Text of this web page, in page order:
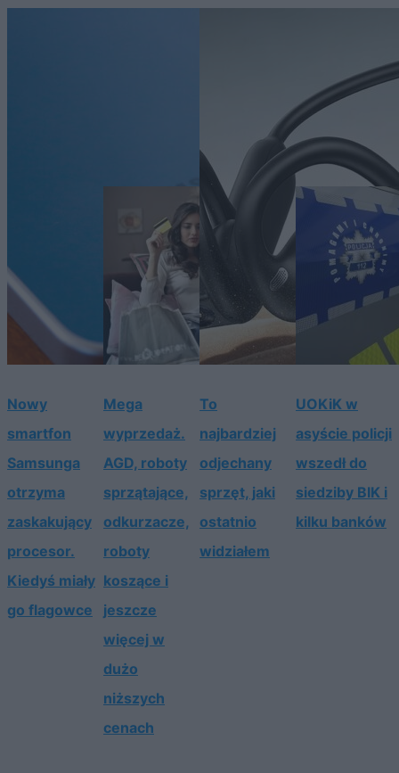
Nowy
smartfon
Samsunga
otrzyma
zaskakujący
procesor.
Kiedyś miały
go flagowce
Mega
wyprzedaż.
AGD, roboty
sprzątające,
odkurzacze,
roboty
koszące i
jeszcze
więcej w
dużo
niższych
cenach
To
najbardziej
odjechany
sprzęt, jaki
ostatnio
widziałem
UOKiK w
asyście policji
wszedł do
siedziby BIK i
kilku banków